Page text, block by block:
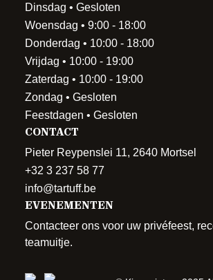
Dinsdag • Gesloten
Woensdag • 9:00 - 18:00
Donderdag • 10:00 - 18:00
Vrijdag • 10:00 - 19:00
Zaterdag • 10:00 - 19:00
Zondag • Gesloten
Feestdagen • Gesloten
CONTACT
Pieter Reypenslei 11, 2640 Mortsel
+32 3 237 58 77
info@tartuff.be
EVENEMENTEN
Contacteer ons voor uw privéfeest,
teamuitje.